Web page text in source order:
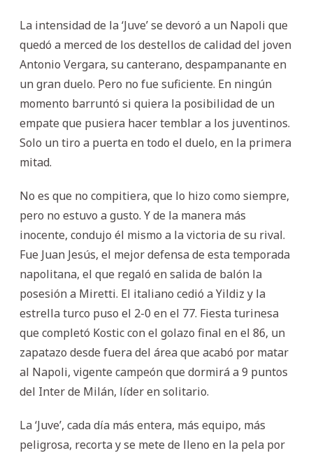
La intensidad de la ‘Juve’ se devoró a un Napoli que
quedó a merced de los destellos de calidad del joven
Antonio Vergara, su canterano, despampanante en
un gran duelo. Pero no fue suficiente. En ningún
momento barruntó si quiera la posibilidad de un
empate que pusiera hacer temblar a los juventinos.
Solo un tiro a puerta en todo el duelo, en la primera
mitad.
No es que no compitiera, que lo hizo como siempre,
pero no estuvo a gusto. Y de la manera más
inocente, condujo él mismo a la victoria de su rival.
Fue Juan Jesús, el mejor defensa de esta temporada
napolitana, el que regaló en salida de balón la
posesión a Miretti. El italiano cedió a Yildiz y la
estrella turco puso el 2-0 en el 77. Fiesta turinesa
que completó Kostic con el golazo final en el 86, un
zapatazo desde fuera del área que acabó por matar
al Napoli, vigente campeón que dormirá a 9 puntos
del Inter de Milán, líder en solitario.
La ‘Juve’, cada día más entera, más equipo, más
peligrosa, recorta y se mete de lleno en la pela por